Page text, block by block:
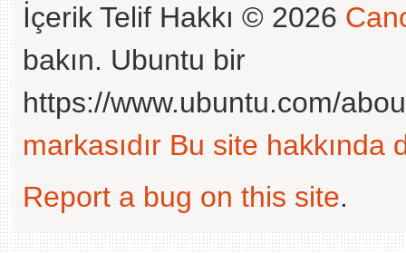
İçerik Telif Hakkı © 2026
bakın. Ubuntu bir
https://www.ubuntu.com/
markasıdır Bu site hakkında
Report a bug on this site.